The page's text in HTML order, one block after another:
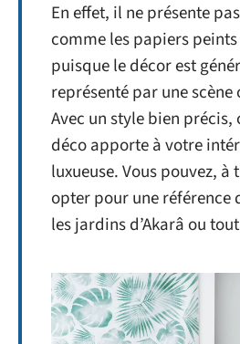
En effet, il ne présente
comme les papiers
puisque le décor est
représenté par une scène
Avec un style bien
déco apporte à votre
luxueuse. Vous pouvez, à
opter pour une référence
les jardins d’Akarâ ou